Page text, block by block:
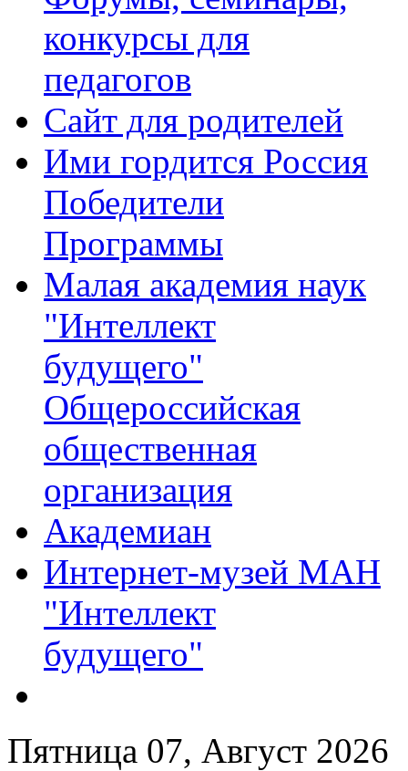
конкурсы для
педагогов
Сайт для родителей
Ими гордится Россия
Победители
Программы
Малая академия наук
"Интеллект
будущего"
Общероссийская
общественная
организация
Академиан
Интернет-музей МАН
"Интеллект
будущего"
Пятница 07, Август 2026